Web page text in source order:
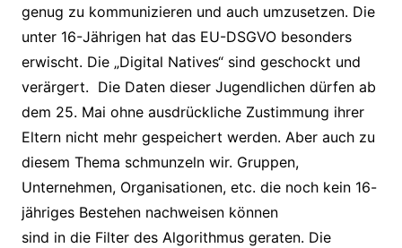
genug zu kommunizieren und auch umzusetzen. Die
unter 16-Jährigen hat das EU-DSGVO besonders
erwischt. Die „Digital Natives“ sind geschockt und
verärgert. Die Daten dieser Jugendlichen dürfen ab
dem 25. Mai ohne ausdrückliche Zustimmung ihrer
Eltern nicht mehr gespeichert werden. Aber auch zu
diesem Thema schmunzeln wir. Gruppen,
Unternehmen, Organisationen, etc. die noch kein 16-
jähriges Bestehen nachweisen können
sind in die Filter des Algorithmus geraten. Die